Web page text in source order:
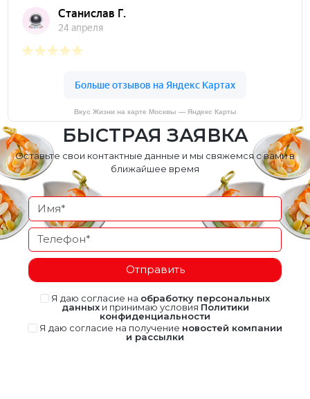
Вкус Жизни на карте Москвы — Яндекс Карты
БЫСТРАЯ ЗАЯВКА
Оставьте свои контактные данные и мы свяжемся с вами в
ближайшее время
Отправить
Я даю согласие на обработку персональных
данныхи принимаю условия Политики
конфиденциальности
Я даю согласие на получение новостей компании
и рассылки